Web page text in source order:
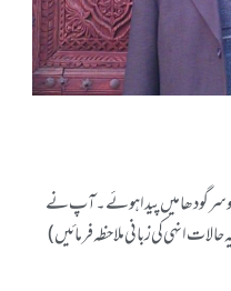
مہر صاحب 15 مارچ 1966 کو سرگودھا میں پیدا ہوئے۔آپ نے
انہی کی زبانی ملاحظہ فرمائیں )